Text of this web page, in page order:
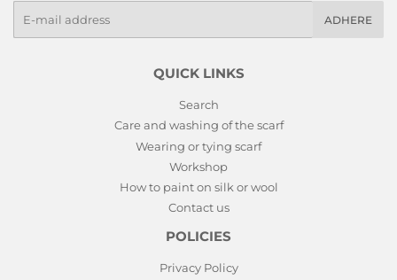
ADHERE
QUICK LINKS
Search
Care and washing of the scarf
Wearing or tying scarf
Workshop
How to paint on silk or wool
Contact us
POLICIES
Privacy Policy